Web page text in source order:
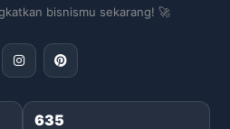
bisnismu sekarang! 🚀
635